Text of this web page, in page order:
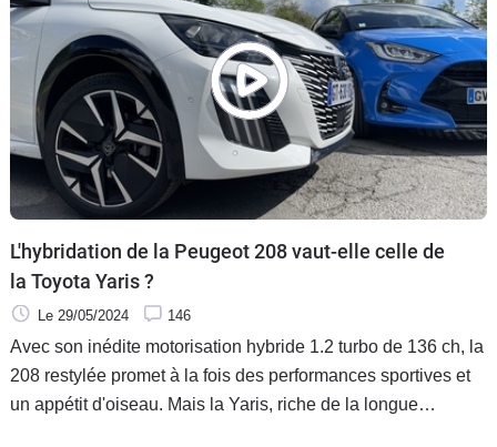
L'hybridation de la Peugeot 208 vaut-elle celle de
la Toyota Yaris ?
Le 29/05/2024 146
Avec son inédite motorisation hybride 1.2 turbo de 136 ch, la
208 restylée promet à la fois des performances sportives et
un appétit d'oiseau. Mais la Yaris, riche de la longue